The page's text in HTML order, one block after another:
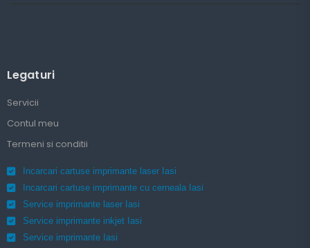
Legaturi
Servicii
Contul meu
Termeni si conditii
Incarcari cartuse imprimante laser Iasi
Incarcari cartuse imprimante cu cerneala Iasi
Service imprimante laser Iasi
Service imprimante inkjet Iasi
Service imprimante Iasi